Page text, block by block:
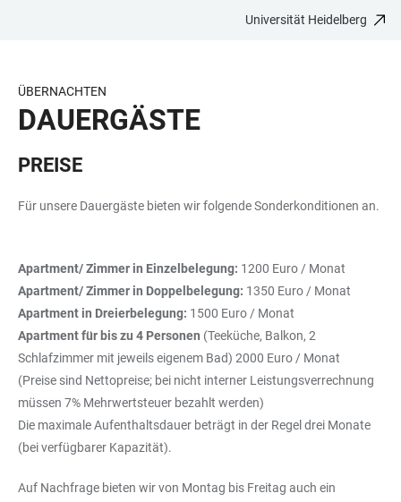
BARRIEREFREIHEIT
Universität Heidelberg
ÜBERNACHTEN
DAUERGÄSTE
PREISE
Für unsere Dauergäste bieten wir folgende Sonderkonditionen an.
Apartment/ Zimmer in Einzelbelegung: 1200 Euro / Monat
Apartment/ Zimmer in Doppelbelegung: 1350 Euro / Monat
Apartment in Dreierbelegung: 1500 Euro / Monat
Apartment für bis zu 4 Personen (Teeküche, Balkon, 2
Schlafzimmer mit jeweils eigenem Bad) 2000 Euro / Monat
(Preise sind Nettopreise; bei nicht interner Leistungsverrechnung
müssen 7% Mehrwertsteuer bezahlt werden)
Die maximale Aufenthaltsdauer beträgt in der Regel drei Monate
(bei verfügbarer Kapazität).
Auf Nachfrage bieten wir von Montag bis Freitag auch ein